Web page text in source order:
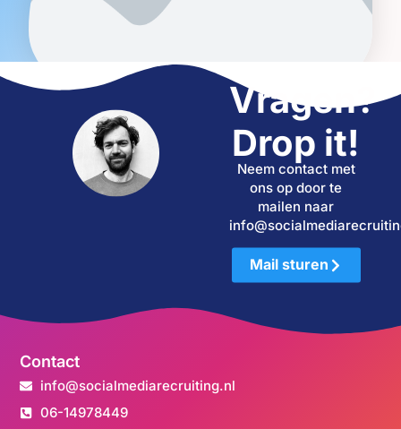
Vragen?
Drop it!
Neem contact met
ons op door te
mailen naar
Mail sturen
Contact
info@socialmediarecruiting.nl
06-14978449